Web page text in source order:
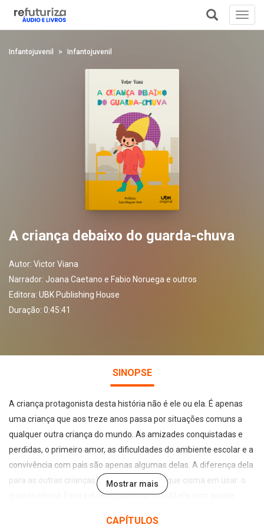
Infantojuvenil Infantojuvenil
A criança debaixo do guarda-chuva
Autor: Victor Viana
Narrador: Joana Caetano e Fabio Noruega e outros
Editora: UBK Publishing House
Duração: 0:45:41
SINOPSE
A criança protagonista desta história não é ele ou ela. É apenas
uma criança que aos treze anos passa por situações comuns a
qualquer outra criança do mundo. As amizades conquistadas e
perdidas, o primeiro amor, as dificuldades do ambiente escolar e a
convivência com pais são apenas algumas delas. A diferença dela
para as outras crianças é o objeto peculiar que cisma em usar: o
guarda-chuva. Faça sol ou faça chuva, lá está ela com aquele
Mostrar mais
CAPÍTULOS